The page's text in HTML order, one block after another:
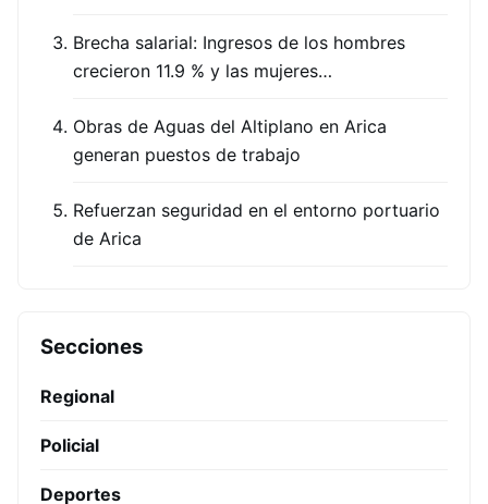
Brecha salarial: Ingresos de los hombres
crecieron 11.9 % y las mujeres…
Obras de Aguas del Altiplano en Arica
generan puestos de trabajo
Refuerzan seguridad en el entorno portuario
de Arica
Secciones
Regional
Policial
Deportes